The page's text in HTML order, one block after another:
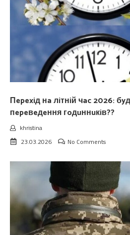
Пepexiд нa лiтнiй чac 2026:
пepeвeдeння гoдuннuкiв??
khristina
23.03.2026
No Comments